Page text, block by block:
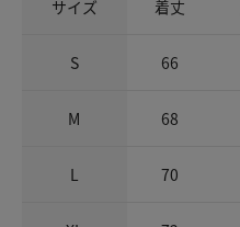
サイズ 着丈
S 66
M 68
L 70